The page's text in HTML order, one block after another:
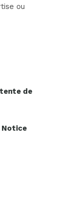
ou
de
Notice